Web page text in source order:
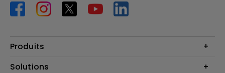
Produits
Vidéoprojecteurs
Solutions